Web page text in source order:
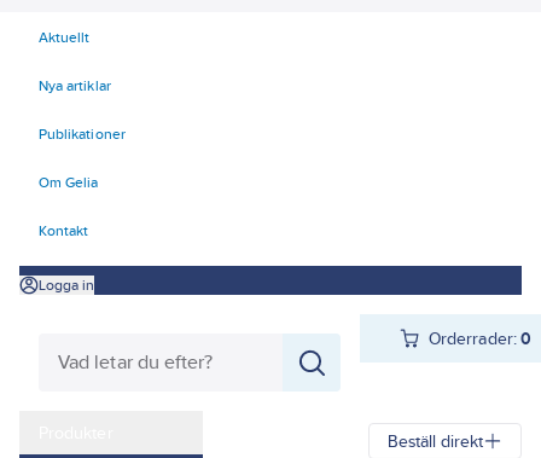
Aktuellt
Nya artiklar
Publikationer
Om Gelia
Kontakt
Logga in
Orderrader:0
Beställ direkt